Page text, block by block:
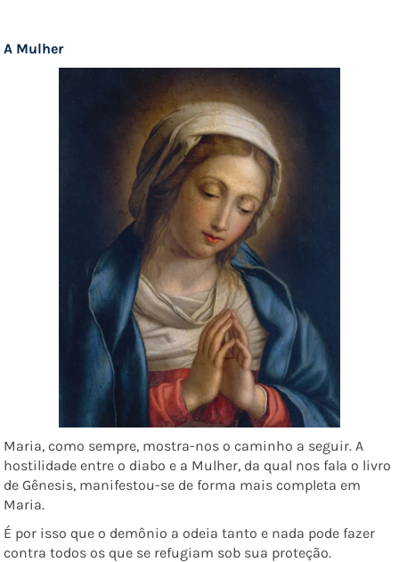
A Mulher
Maria, como sempre, mostra-nos o caminho a seguir. A
hostilidade entre o diabo e a Mulher, da qual nos fala o livro
de Gênesis, manifestou-se de forma mais completa em
Maria.
É por isso que o demônio a odeia tanto e nada pode fazer
contra todos os que se refugiam sob sua proteção.